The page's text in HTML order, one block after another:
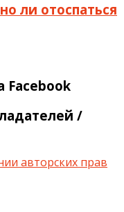
ли отоспаться
Facebook
/
авторских прав